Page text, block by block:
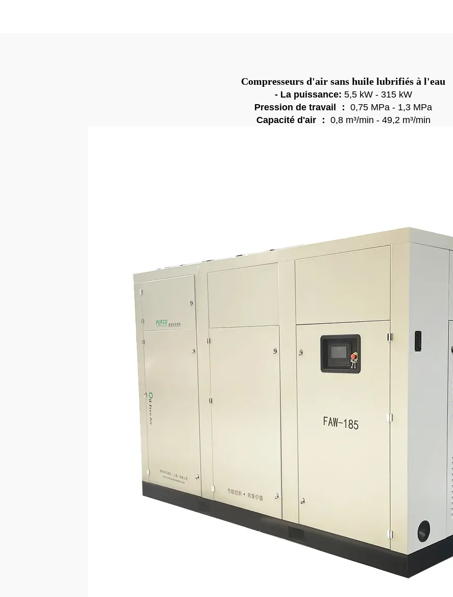
Compresseurs d'air sans huile lubrifiés à l'eau
- La puissance: 5,5 kW - 315 kW
Pression de travail ： 0,75 MPa - 1,3 MPa
Capacité d'air ： 0,8 m³/min - 49,2 m³/min